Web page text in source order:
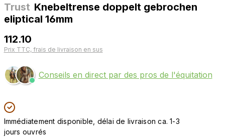
Note moyenne de 5 sur 5 étoiles
Trust Knebeltrense doppelt gebrochen
eliptical 16mm
112.10
Prix TTC, frais de livraison en sus
Conseils en direct par des pros de l'équitation
Immédiatement disponible, délai de livraison ca. 1-3
jours ouvrés